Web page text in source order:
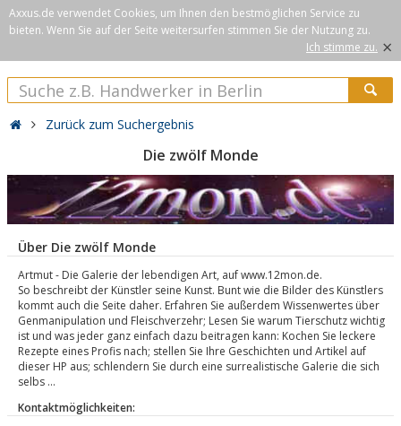
Axxus.de verwendet Cookies, um Ihnen den bestmöglichen Service zu
bieten. Wenn Sie auf der Seite weitersurfen stimmen Sie der Nutzung zu.
Ich stimme zu. ×
Zurück zum Suchergebnis
Die zwölf Monde
Über Die zwölf Monde
Artmut - Die Galerie der lebendigen Art, auf www.12mon.de.
So beschreibt der Künstler seine Kunst. Bunt wie die Bilder des Künstlers
kommt auch die Seite daher. Erfahren Sie außerdem Wissenwertes über
Genmanipulation und Fleischverzehr; Lesen Sie warum Tierschutz wichtig
ist und was jeder ganz einfach dazu beitragen kann: Kochen Sie leckere
Rezepte eines Profis nach; stellen Sie Ihre Geschichten und Artikel auf
dieser HP aus; schlendern Sie durch eine surrealistische Galerie die sich
selbs ...
Kontaktmöglichkeiten: